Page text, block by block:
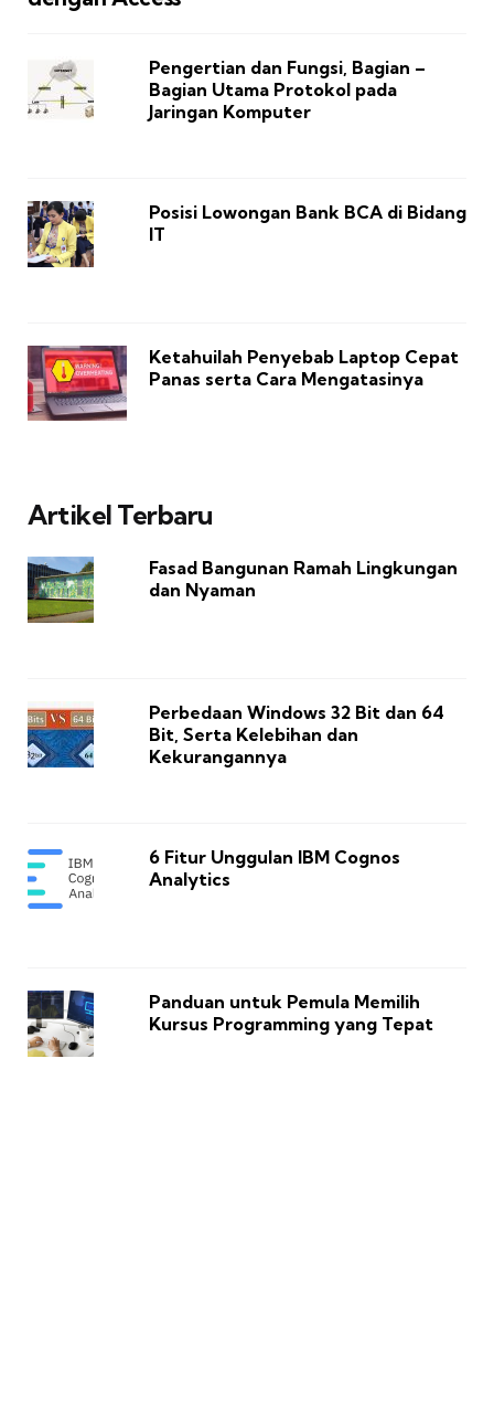
Pengertian dan Fungsi, Bagian –
Bagian Utama Protokol pada
Jaringan Komputer
Posisi Lowongan Bank BCA di Bidang
IT
Ketahuilah Penyebab Laptop Cepat
Panas serta Cara Mengatasinya
Artikel Terbaru
Fasad Bangunan Ramah Lingkungan
dan Nyaman
Perbedaan Windows 32 Bit dan 64
Bit, Serta Kelebihan dan
Kekurangannya
6 Fitur Unggulan IBM Cognos
Analytics
Panduan untuk Pemula Memilih
Kursus Programming yang Tepat